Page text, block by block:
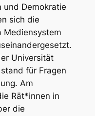
und Demokratie
sich die
Mediensystem
Universität
für Fragen
Am
Rät*innen in
die